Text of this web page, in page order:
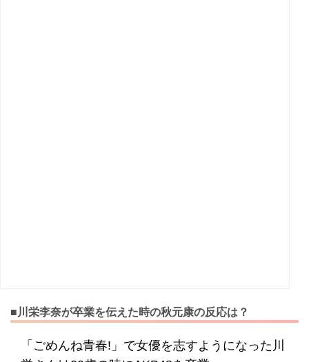
■川栄李奈が卒業を伝えた時の秋元康の反応は？
「ごめんね青春!」で女優を志すようになった川